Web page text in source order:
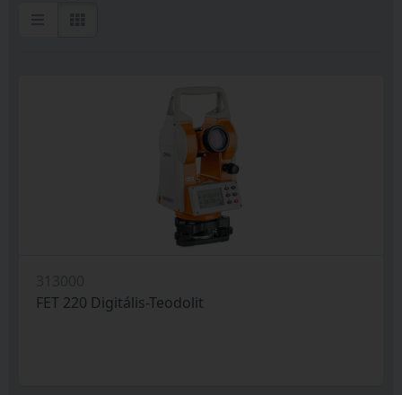
FET 220 Digitális-Teodolit